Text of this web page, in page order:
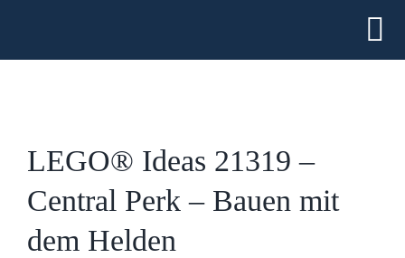
springen
Twitch
Der Laden
LEGO® Ideas 21319 –
Central Perk – Bauen mit
dem Helden